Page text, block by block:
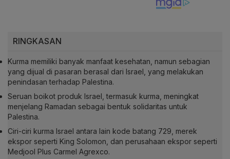
RINGKASAN
Kurma memiliki banyak manfaat kesehatan, namun sebagian
yang dijual di pasaran berasal dari Israel, yang melakukan
penindasan terhadap Palestina.
Seruan boikot produk Israel, termasuk kurma, meningkat
menjelang Ramadan sebagai bentuk solidaritas untuk
Palestina.
Ciri-ciri kurma Israel antara lain kode batang 729, merek
ekspor seperti King Solomon, dan perusahaan ekspor seperti
Medjool Plus Carmel Agrexco.